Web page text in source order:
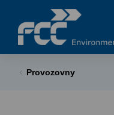
Provozovny